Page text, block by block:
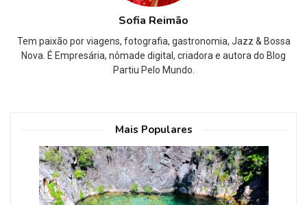
Sofia Reimão
Tem paixão por viagens, fotografia, gastronomia, Jazz & Bossa
Nova. É Empresária, nômade digital, criadora e autora do Blog
Partiu Pelo Mundo.
Mais Populares